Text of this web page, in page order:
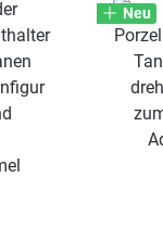
Neu